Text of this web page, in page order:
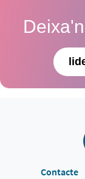
Contacte